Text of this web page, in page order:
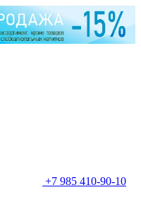
+7 985 410-90-10